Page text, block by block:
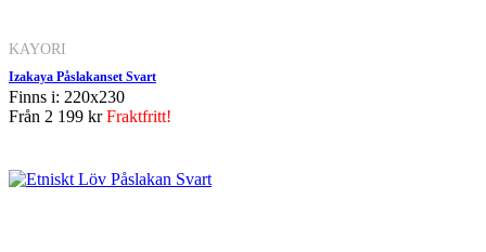
KAYORI
Izakaya Påslakanset Svart
Finns i: 220x230
Från 2 199 krFraktfritt!